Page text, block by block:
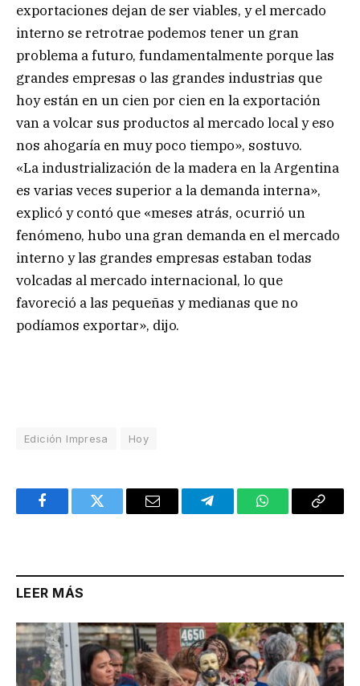
exportaciones dejan de ser viables, y el mercado
interno se retrotrae podemos tener un gran
problema a futuro, fundamentalmente porque las
grandes empresas o las grandes industrias que
hoy están en un cien por cien en la exportación
van a volcar sus productos al mercado local y eso
nos ahogaría en muy poco tiempo», sostuvo.
«La industrialización de la madera en la Argentina
es varias veces superior a la demanda interna»,
explicó y contó que «meses atrás, ocurrió un
fenómeno, hubo una gran demanda en el mercado
interno y las grandes empresas estaban todas
volcadas al mercado internacional, lo que
favoreció a las pequeñas y medianas que no
podíamos exportar», dijo.
Edición Impresa Hoy
FacebookTwitter Email TelegramWhatsAppCopy
LEER MÁS